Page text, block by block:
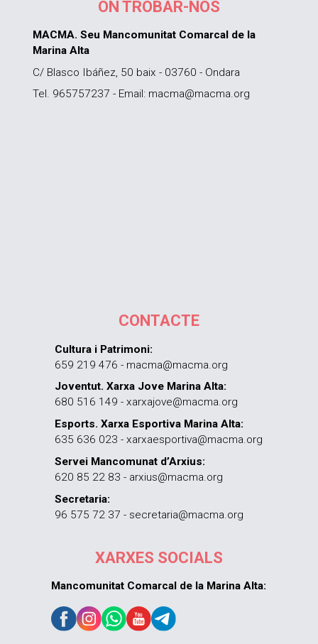
ON TROBAR-NOS
MACMA. Seu Mancomunitat Comarcal de la
Marina Alta
C/ Blasco Ibáñez, 50 baix - 03760 - Ondara
Tel. 965757237 - Email: macma@macma.org
CONTACTE
Cultura i Patrimoni:
659 219 476 - macma@macma.org
Joventut. Xarxa Jove Marina Alta:
680 516 149 - xarxajove@macma.org
Esports. Xarxa Esportiva Marina Alta:
635 636 023 - xarxaesportiva@macma.org
Servei Mancomunat d’Arxius:
620 85 22 83 - arxius@macma.org
Secretaria:
96 575 72 37 - secretaria@macma.org
XARXES SOCIALS
Mancomunitat Comarcal de la Marina Alta: